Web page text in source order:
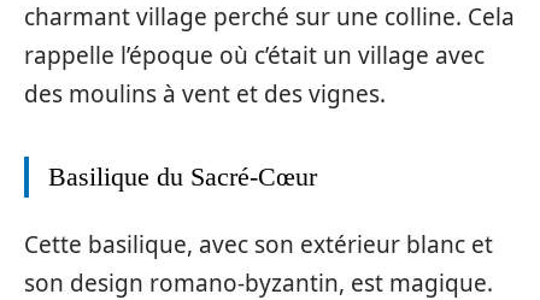
charmant village perché sur une colline. Cela
rappelle l’époque où c’était un village avec
des moulins à vent et des vignes.
Basilique du Sacré-Cœur
Cette basilique, avec son extérieur blanc et
son design romano-byzantin, est magique.